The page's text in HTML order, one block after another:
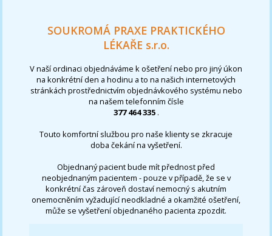
SOUKROMÁ PRAXE PRAKTICKÉHO
LÉKAŘE s.r.o.
V naší ordinaci objednáváme k ošetření nebo pro jiný úkon
na konkrétní den a hodinu a to na našich internetových
stránkách prostřednictvím objednávkového systému nebo
na našem telefonním čísle
377 464 335 .
Touto komfortní službou pro naše klienty se zkracuje
doba čekání na vyšetření.
Objednaný pacient bude mít přednost před
neobjednaným pacientem - pouze v případě, že se v
konkrétní čas zároveň dostaví nemocný s akutním
onemocněním vyžadující neodkladné a okamžité ošetření,
může se vyšetření objednaného pacienta zpozdit.